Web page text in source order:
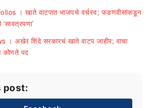
। खाते वाटपात भाजपचे वर्चस्व; फडणवीसांकडून
। अखेर शिंदे सरकारचं खाते वाटप जाहीर; वाचा
कोणते पद
post: